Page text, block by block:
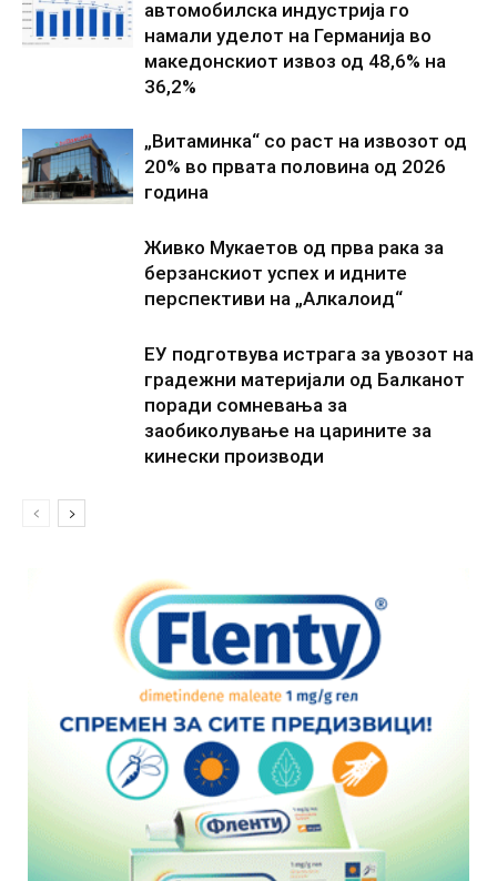
автомобилска индустрија го
намали уделот на Германија во
македонскиот извоз од 48,6% на
36,2%
„Витаминка“ со раст на извозот од
20% во првата половина од 2026
година
Живко Мукаетов од прва рака за
берзанскиот успех и идните
перспективи на „Алкалоид“
ЕУ подготвува истрага за увозот на
градежни материјали од Балканот
поради сомневања за
заобиколување на царините за
кинески производи